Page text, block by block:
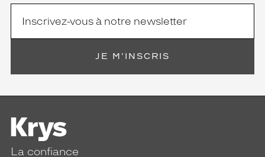
JE M'INSCRIS
La confiance